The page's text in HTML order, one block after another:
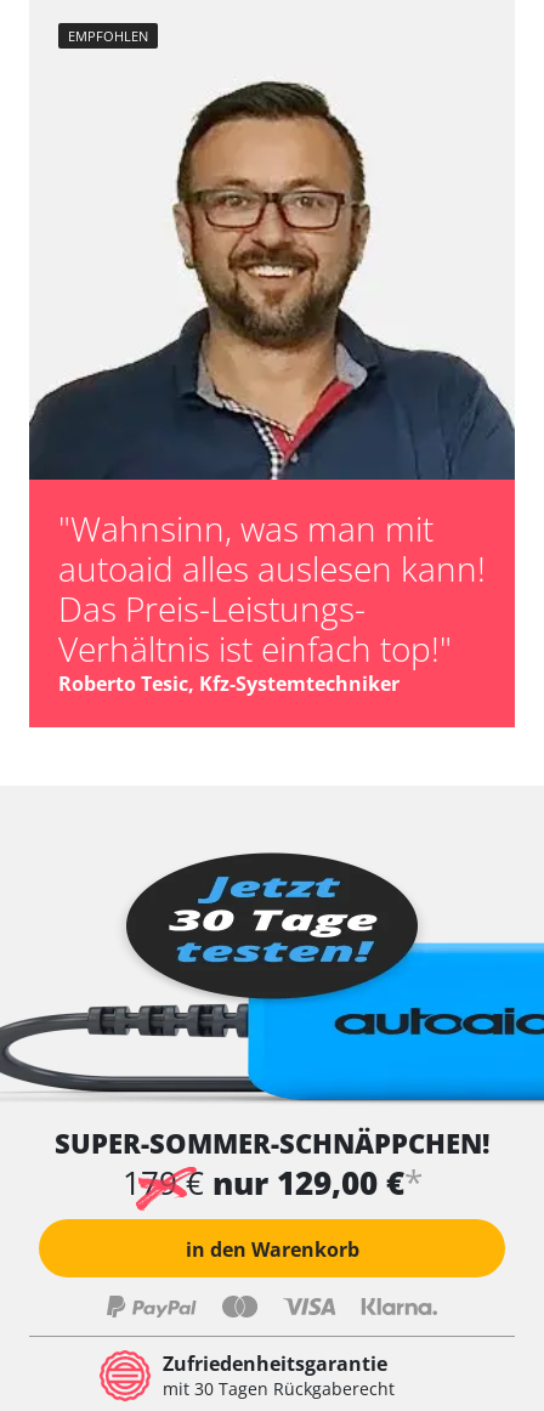
EMPFOHLEN
"Wahnsinn, was man mit
autoaid alles auslesen kann!
Das Preis-Leistungs-
Verhältnis ist einfach top!"
Roberto Tesic, Kfz-Systemtechniker
SUPER-SOMMER-SCHNÄPPCHEN!
179 € nur 129,00 €*
in den Warenkorb
Zufriedenheitsgarantie
mit 30 Tagen Rückgaberecht